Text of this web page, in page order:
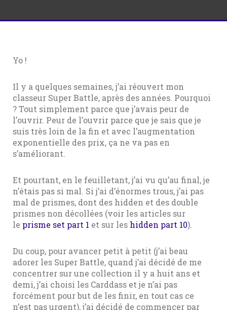
Yo !
Il y a quelques semaines, j’ai réouvert mon
classeur Super Battle, après des années. Pourquoi
? Tout simplement parce que j’avais peur de
l’ouvrir. Peur de l’ouvrir parce que je sais que je
suis très loin de la fin et avec l’augmentation
exponentielle des prix, ça ne va pas en
s’améliorant.
Et pourtant, en le feuilletant, j’ai vu qu’au final, je
n’étais pas si mal. Si j’ai d’énormes trous, j’ai pas
mal de prismes, dont des hidden et des double
prismes non décollées (voir les articles sur
le prisme set part 1 et sur les hidden part 10).
Du coup, pour avancer petit à petit (j’ai beau
adorer les Super Battle, quand j’ai décidé de me
concentrer sur une collection il y a huit ans et
demi, j’ai choisi les Carddass et je n’ai pas
forcément pour but de les finir, en tout cas ce
n’est pas urgent), j’ai décidé de commencer par